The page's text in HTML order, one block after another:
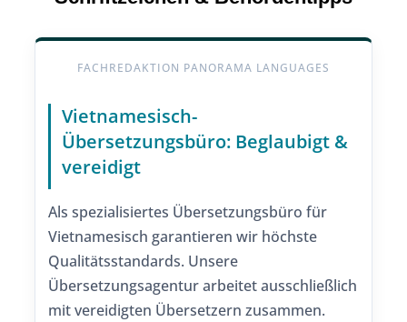
FACHREDAKTION PANORAMA LANGUAGES
Vietnamesisch-
Übersetzungsbüro: Beglaubigt &
vereidigt
Als spezialisiertes Übersetzungsbüro für
Vietnamesisch garantieren wir höchste
Qualitätsstandards. Unsere
Übersetzungsagentur arbeitet ausschließlich
mit vereidigten Übersetzern zusammen.